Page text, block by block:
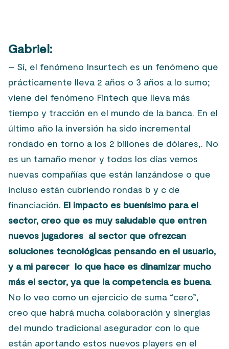
Gabriel:
– Sí, el fenómeno Insurtech es un fenómeno que
prácticamente lleva 2 años o 3 años a lo sumo;
viene del fenómeno Fintech que lleva más
tiempo y tracción en el mundo de la banca. En el
último año la inversión ha sido incremental
rondado en torno a los 2 billones de dólares,. No
es un tamaño menor y todos los días vemos
nuevas compañías que están lanzándose o que
incluso están cubriendo rondas b y c de
financiación. El impacto es buenísimo para el
sector, creo que es muy saludable que entren
nuevos jugadores al sector que ofrezcan
soluciones tecnológicas pensando en el usuario,
y a mi parecer lo que hace es dinamizar mucho
más el sector, ya que la competencia es buena.
No lo veo como un ejercicio de suma “cero”,
creo que habrá mucha colaboración y sinergias
del mundo tradicional asegurador con lo que
están aportando estos nuevos players en el